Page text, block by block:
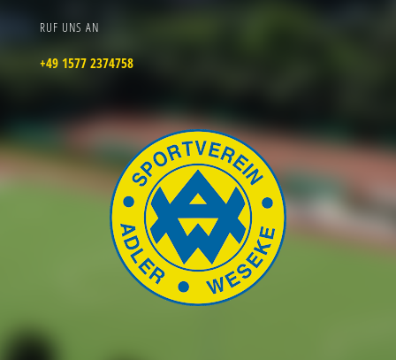
RUF UNS AN
+49 1577 2374758